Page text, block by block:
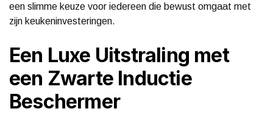
een slimme keuze voor iedereen die bewust omgaat met
zijn keukeninvesteringen.
Een Luxe Uitstraling met
een Zwarte Inductie
Beschermer